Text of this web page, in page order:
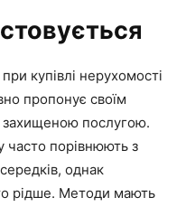
купівлі нерухомості
пропонує своїм
захищеною послугою.
часто порівнюють з
однак
рідше. Методи мають